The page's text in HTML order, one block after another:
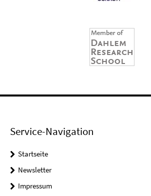
Service-Navigation
Startseite
Newsletter
Impressum